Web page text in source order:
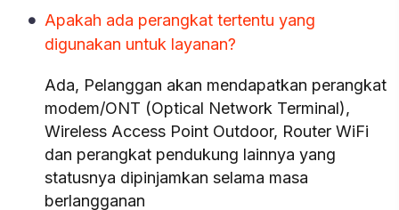
Apakah ada perangkat tertentu yang
digunakan untuk layanan?
Ada, Pelanggan akan mendapatkan perangkat
modem/ONT (Optical Network Terminal),
Wireless Access Point Outdoor, Router WiFi
dan perangkat pendukung lainnya yang
statusnya dipinjamkan selama masa
berlangganan